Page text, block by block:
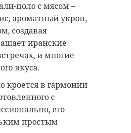
поло с мясом –
ароматный укроп,
создавая
иранские
и многие
вкуса.
кроется в гармонии
с
его
простым